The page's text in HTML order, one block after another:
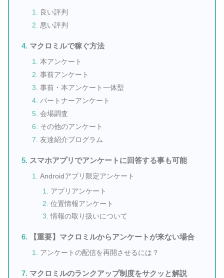
良い評判
悪い評判
マクロミルで稼ぐ方法
本アンケート
事前アンケート
事前・本アンケート一体型
パートナーアンケート
会場調査
その他のアンケート
友達紹介プログラム
スマホアプリでアンケートに回答する事も可能
Androidアプリ限定アンケート
アプリアンケート
位置情報アンケート
情報の取り扱いについて
【重要】マクロミルからアンケートが来ない場合
アンケートの配信を再開させるには？
マクロミルのランクアップ制度をサクッと解説